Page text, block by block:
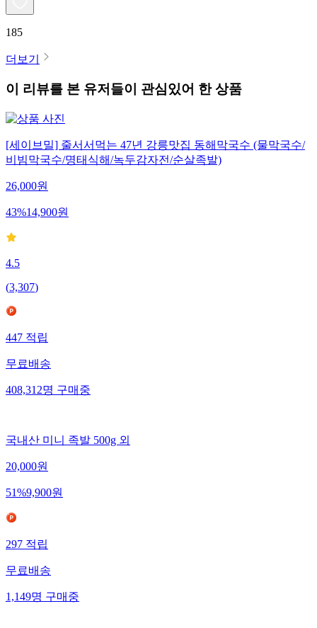
185
더보기
이 리뷰를 본 유저들이 관심있어 한 상품
[세이브밀] 줄서서먹는 47년 강릉맛집 동해막국수 (물막국수/
비빔막국수/명태식해/녹두감자전/순살족발)
26,000원
43%14,900원
4.5
(3,307)
447 적립
무료배송
408,312명 구매중
국내산 미니 족발 500g 외
20,000원
51%9,900원
297적립
무료배송
1,149명구매중